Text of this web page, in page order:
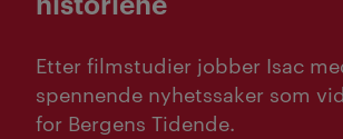
Etter filmstudier jobber Isac
spennende nyhetssaker som
for Bergens Tidende.